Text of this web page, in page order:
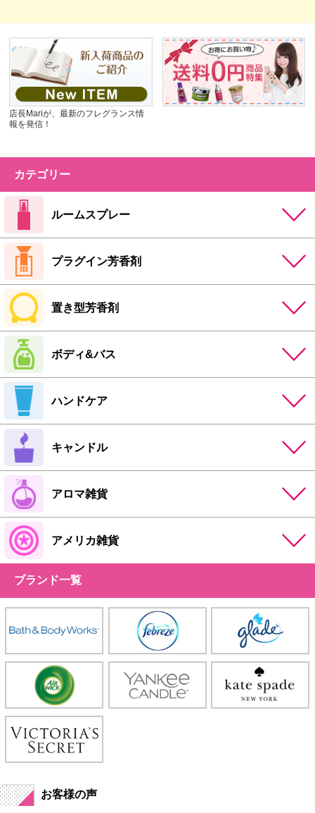
店長Mariが、最新のフレグランス情
報を発信！
カテゴリー
ルームスプレー
プラグイン芳香剤
置き型芳香剤
ボディ&バス
ハンドケア
キャンドル
アロマ雑貨
アメリカ雑貨
ブランド一覧
お客様の声